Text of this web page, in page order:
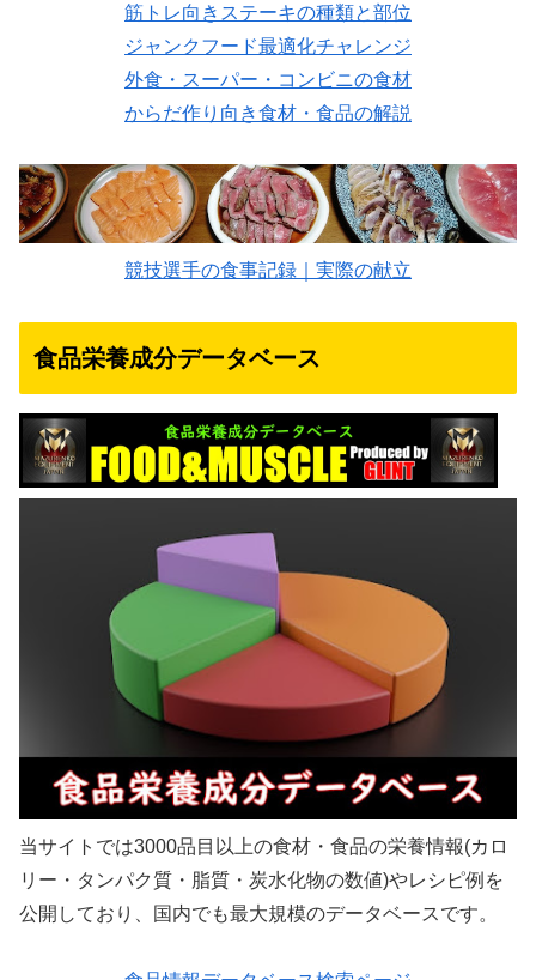
筋トレ向きステーキの種類と部位
ジャンクフード最適化チャレンジ
外食・スーパー・コンビニの食材
からだ作り向き食材・食品の解説
競技選手の食事記録｜実際の献立
食品栄養成分データベース
当サイトでは3000品目以上の食材・食品の栄養情報(カロ
リー・タンパク質・脂質・炭水化物の数値)やレシピ例を
公開しており、国内でも最大規模のデータベースです。